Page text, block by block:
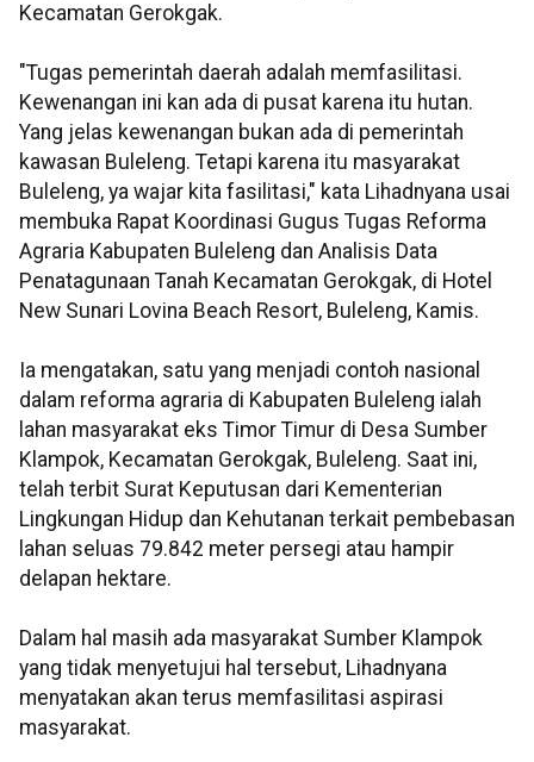
Kecamatan Gerokgak.
"Tugas pemerintah daerah adalah memfasilitasi.
Kewenangan ini kan ada di pusat karena itu hutan.
Yang jelas kewenangan bukan ada di pemerintah
kawasan Buleleng. Tetapi karena itu masyarakat
Buleleng, ya wajar kita fasilitasi," kata Lihadnyana usai
membuka Rapat Koordinasi Gugus Tugas Reforma
Agraria Kabupaten Buleleng dan Analisis Data
Penatagunaan Tanah Kecamatan Gerokgak, di Hotel
New Sunari Lovina Beach Resort, Buleleng, Kamis.
Ia mengatakan, satu yang menjadi contoh nasional
dalam reforma agraria di Kabupaten Buleleng ialah
lahan masyarakat eks Timor Timur di Desa Sumber
Klampok, Kecamatan Gerokgak, Buleleng. Saat ini,
telah terbit Surat Keputusan dari Kementerian
Lingkungan Hidup dan Kehutanan terkait pembebasan
lahan seluas 79.842 meter persegi atau hampir
delapan hektare.
Dalam hal masih ada masyarakat Sumber Klampok
yang tidak menyetujui hal tersebut, Lihadnyana
menyatakan akan terus memfasilitasi aspirasi
masyarakat.